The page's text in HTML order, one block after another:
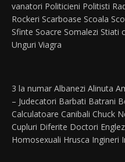
vanatori Politicieni Politisti
Rockeri Scarboase Scoala
Sfinte Soacre Somalezi Stiati
Unguri Viagra
3 la numar Albanezi Alinuta
– Judecatori Barbati Batrani
Calculatoare Canibali Chuck
Cupluri Diferite Doctori
Homosexuali Hrusca Ingineri